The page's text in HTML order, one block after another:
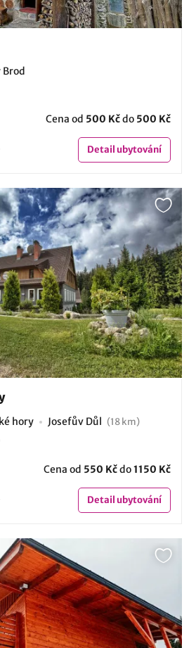
Brod
Cena od 500 Kčdo 500 Kč
Detailubytování
hory Josefův Důl (18 km)
Cena od 550 Kčdo1150 Kč
Detailubytování